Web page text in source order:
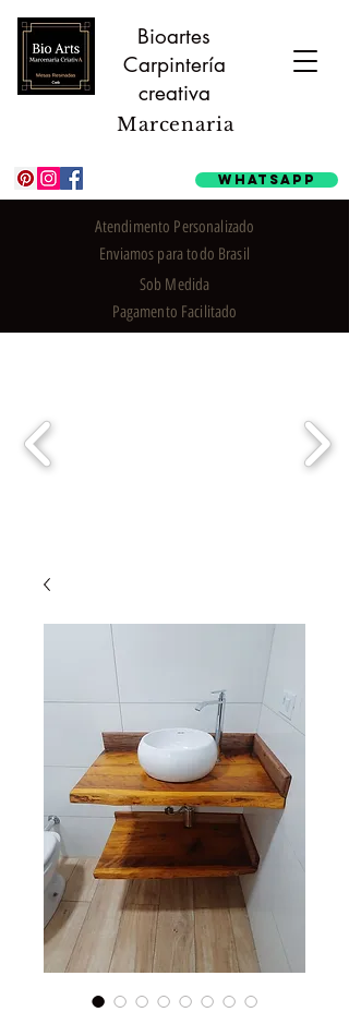
Atendimento Personalizado
Enviamos para todo Brasil
Sob Medida
Pagamento Facilitado
Bioartes
Carpintería
creativa
Marcenaria
Whatsapp